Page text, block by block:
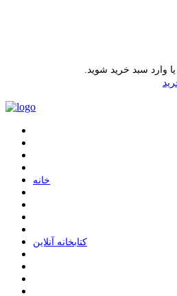
وارد سبد خرید شوید.
ﺧﺎﻧﻪ
ﮐﺘﺎﺑﺨﺎﻧﻪ ﺁﻧﻼﯾﻦ